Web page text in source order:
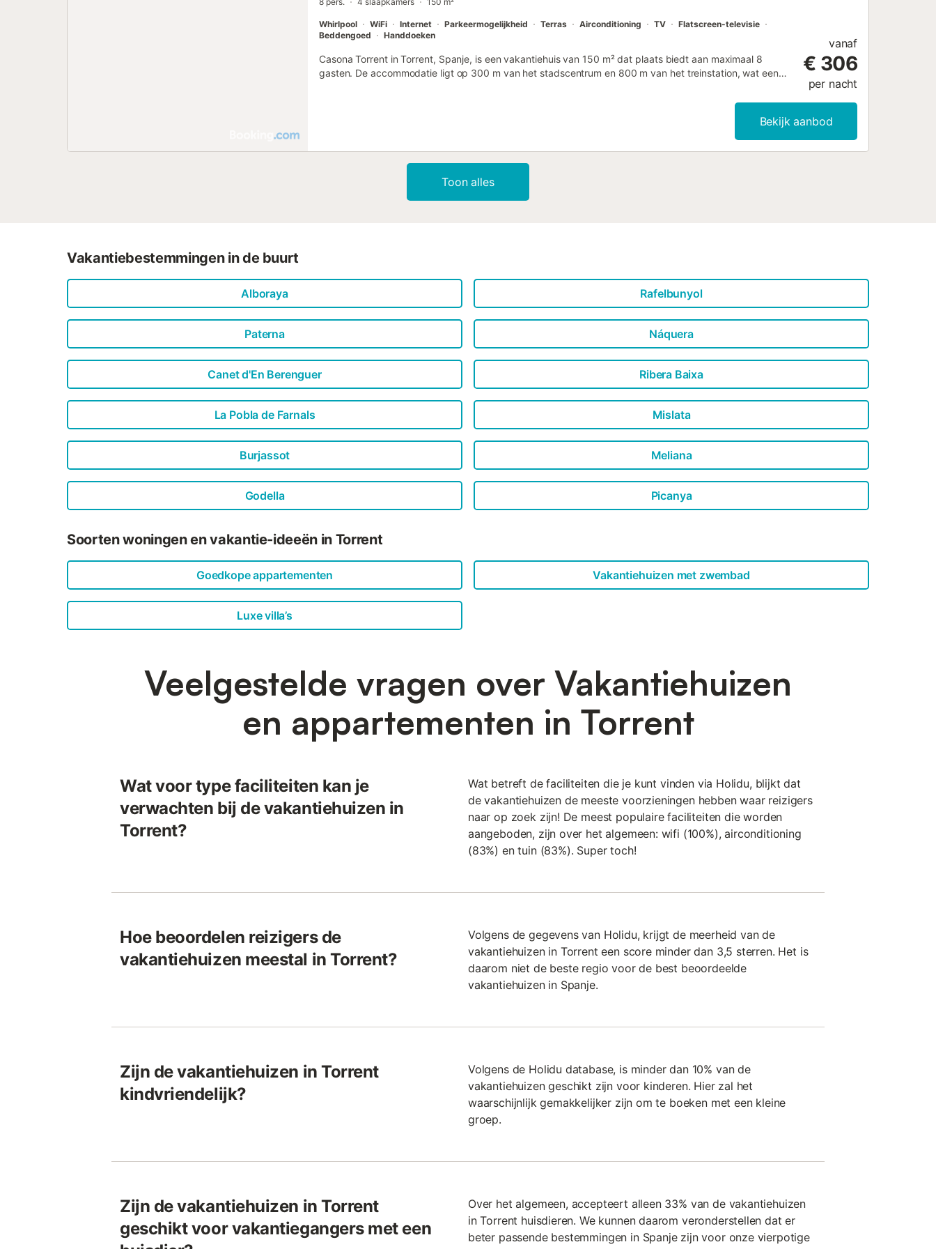
Whirlpool WiFi Internet Parkeermogelijkheid Terras Airconditioning TV
Flatscreen-televisie
Beddengoed
Handdoeken
Casona Torrent in Torrent, Spanje, is een vakantiehuis van 150 m² dat plaats biedt aan maximaal 8
gasten. De accommodatie ligt op 300 m van het stadscentrum en 800 m van het treinstation, wat een
slaapkamers, voorzien van een combinatie van tweepersoons- en eenpersoonsbedden, en 2 badkamers.
De woonruimte is uitgerust met een bank en een eettafel, terwijl de keuken is voorzien van een oven,
kookplaat, magnetron, broodrooster, koelkast en koffiezetapparaat. Voor uw gemak is het huis uitgerust
straat. Hoewel roken is toegestaan in een aangewezen zone, is het huis verder rookvrij. Er worden
rusttijden gehanteerd om een aangename omgeving te waarborgen. Het openbaar vervoer is bereikbaar
vanaf
€ 306
per nacht
Bekijk aanbod
Toon alles
Vakantiebestemmingen in de buurt
Alboraya Rafelbunyol
Paterna Náquera
Canet d'En Berenguer Ribera Baixa
La Pobla de Farnals Mislata
Burjassot Meliana
Godella Picanya
Soorten woningen en vakantie-ideeën in Torrent
Goedkope appartementen Vakantiehuizen met zwembad
Luxe villa’s
Veelgestelde vragen over Vakantiehuizen
en appartementen in Torrent
Wat voor type faciliteiten kan je
verwachten bij de vakantiehuizen in
Torrent?
Wat betreft de faciliteiten die je kunt vinden via Holidu, blijkt dat
de vakantiehuizen de meeste voorzieningen hebben waar reizigers
naar op zoek zijn! De meest populaire faciliteiten die worden
aangeboden, zijn over het algemeen: wifi (100%), airconditioning
(83%) en tuin (83%). Super toch!
Hoe beoordelen reizigers de
vakantiehuizen meestal in Torrent?
Volgens de gegevens van Holidu, krijgt de meerheid van de
vakantiehuizen in Torrent een score minder dan 3,5 sterren. Het is
daarom niet de beste regio voor de best beoordeelde
vakantiehuizen in Spanje.
Zijn de vakantiehuizen in Torrent
kindvriendelijk?
Volgens de Holidu database, is minder dan 10% van de
vakantiehuizen geschikt zijn voor kinderen. Hier zal het
waarschijnlijk gemakkelijker zijn om te boeken met een kleine
groep.
Zijn de vakantiehuizen in Torrent
geschikt voor vakantiegangers met een
Over het algemeen, accepteert alleen 33% van de vakantiehuizen
in Torrent huisdieren. We kunnen daarom veronderstellen dat er
beter passende bestemmingen in Spanje zijn voor onze vierpotige